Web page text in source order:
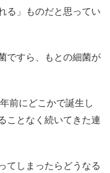
る」ものだと思ってい
ですら、もとの細菌が
前にどこかで誕生し
ことなく続いてきた連
てしまったらどうなる